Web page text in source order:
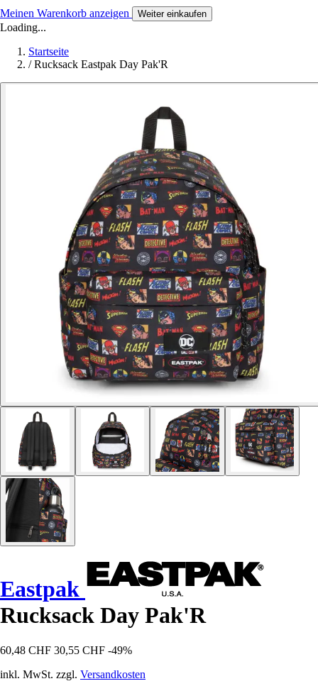
Meinen Warenkorb anzeigen Weiter einkaufen
Loading...
Startseite
/ Rucksack Eastpak Day Pak'R
Eastpak
Rucksack Day Pak'R
60,48 CHF 30,55 CHF -49%
inkl. MwSt. zzgl. Versandkosten